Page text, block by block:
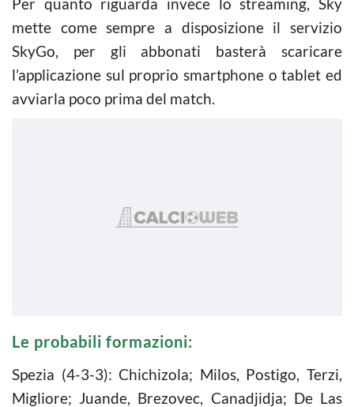
mette come sempre a disposizione il servizio
SkyGo, per gli abbonati basterà scaricare
l’applicazione sul proprio smartphone o tablet ed
avviarla poco prima del match.
Le probabili formazioni:
Spezia (4-3-3): Chichizola; Milos, Postigo, Terzi,
Migliore; Juande, Brezovec, Canadjidja; De Las